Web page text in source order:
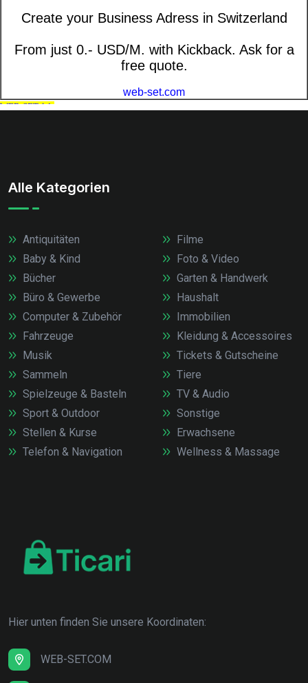
Alle Kategorien
Antiquitäten
Baby & Kind
Bücher
Büro & Gewerbe
Computer & Zubehör
Fahrzeuge
Filme
Foto & Video
Garten & Handwerk
Haushalt
Immobilien
Kleidung & Accessoires
Musik
Sammeln
Spielzeuge & Basteln
Sport & Outdoor
Stellen & Kurse
Telefon & Navigation
Tickets & Gutscheine
Tiere
TV & Audio
Sonstige
Erwachsene
Wellness & Massage
Hier unten finden Sie unsere Koordinaten:
WEB-SET.COM